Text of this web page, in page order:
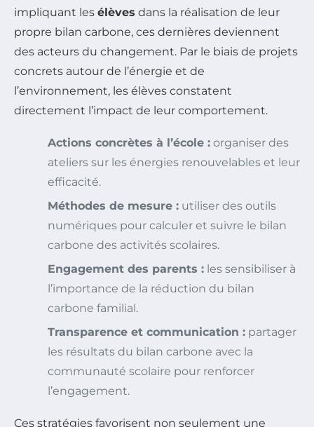
impliquant les élèves dans la réalisation de leur
propre bilan carbone, ces dernières deviennent
des acteurs du changement. Par le biais de projets
concrets autour de l’énergie et de
l’environnement, les élèves constatent
directement l’impact de leur comportement.
Actions concrètes à l’école : organiser des
ateliers sur les énergies renouvelables et leur
efficacité.
Méthodes de mesure : utiliser des outils
numériques pour calculer et suivre le bilan
carbone des activités scolaires.
Engagement des parents : les sensibiliser à
l’importance de la réduction du bilan
carbone familial.
Transparence et communication : partager
les résultats du bilan carbone avec la
communauté scolaire pour renforcer
l’engagement.
Ces stratégies favorisent non seulement une